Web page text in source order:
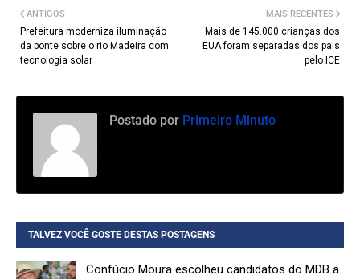
MAIS RECENTES
Mais de 145.000 crianças dos
EUA foram separadas dos pais
pelo ICE
ANTIGOS
Prefeitura moderniza iluminação
da ponte sobre o rio Madeira com
tecnologia solar
Postado por Primeiro Minuto
TALVEZ VOCÊ GOSTE DESTAS POSTAGENS
Confúcio Moura escolheu candidatos do MDB a